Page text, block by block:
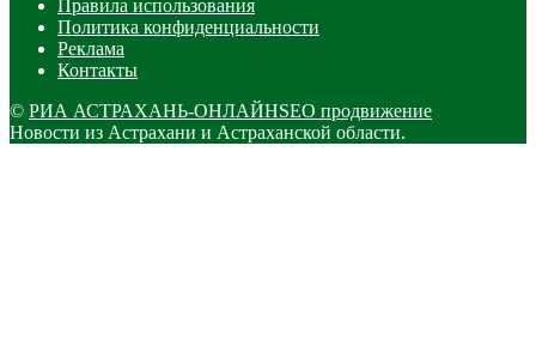
Правила использования
Политика конфиденциальности
Реклама
Контакты
© РИА АСТРАХАНЬ-ОНЛАЙНSEO продвижение
Новости из Астрахани и Астраханской области.